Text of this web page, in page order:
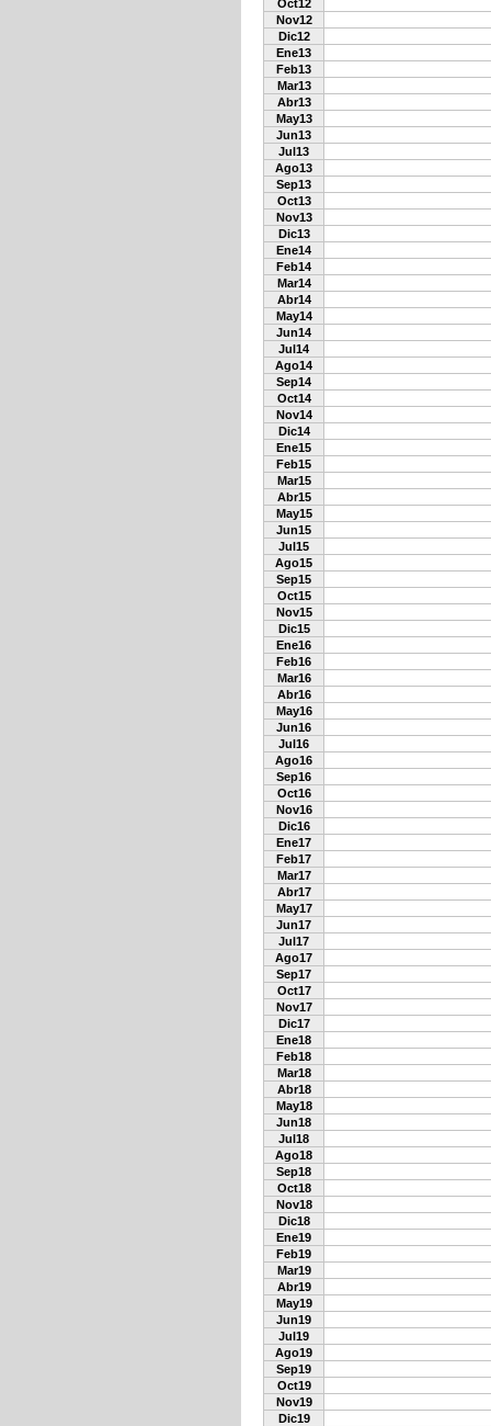
Oct12
Nov12
Dic12
Ene13
Feb13
Mar13
Abr13
May13
Jun13
Jul13
Ago13
Sep13
Oct13
Nov13
Dic13
Ene14
Feb14
Mar14
Abr14
May14
Jun14
Jul14
Ago14
Sep14
Oct14
Nov14
Dic14
Ene15
Feb15
Mar15
Abr15
May15
Jun15
Jul15
Ago15
Sep15
Oct15
Nov15
Dic15
Ene16
Feb16
Mar16
Abr16
May16
Jun16
Jul16
Ago16
Sep16
Oct16
Nov16
Dic16
Ene17
Feb17
Mar17
Abr17
May17
Jun17
Jul17
Ago17
Sep17
Oct17
Nov17
Dic17
Ene18
Feb18
Mar18
Abr18
May18
Jun18
Jul18
Ago18
Sep18
Oct18
Nov18
Dic18
Ene19
Feb19
Mar19
Abr19
May19
Jun19
Jul19
Ago19
Sep19
Oct19
Nov19
Dic19